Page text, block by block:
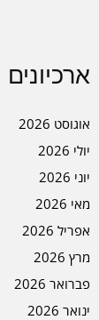
ארכיונים
אוגוסט 2026
יולי 2026
יוני 2026
מאי 2026
אפריל 2026
מרץ 2026
פברואר 2026
ינואר 2026